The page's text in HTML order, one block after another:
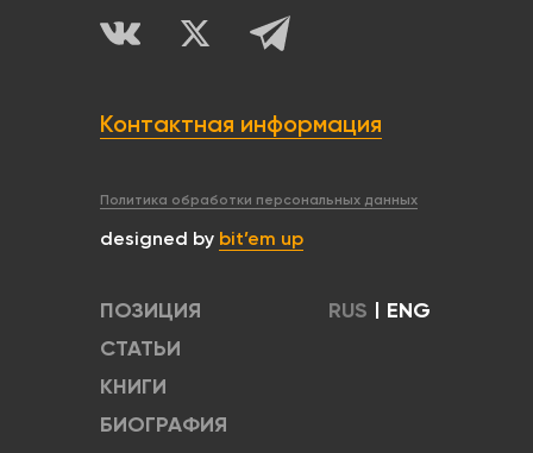
Контактная информация
Политика обработки персональных данных
designed by bit’em up
ПОЗИЦИЯ
СТАТЬИ
КНИГИ
БИОГРАФИЯ
RUS | ENG